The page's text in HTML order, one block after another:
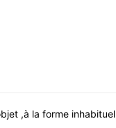
,à la forme